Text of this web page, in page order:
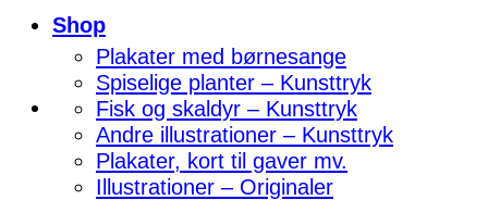
Shop
Plakater med børnesange
Spiselige planter – Kunsttryk
Fisk og skaldyr – Kunsttryk
Andre illustrationer – Kunsttryk
Plakater, kort til gaver mv.
Illustrationer – Originaler